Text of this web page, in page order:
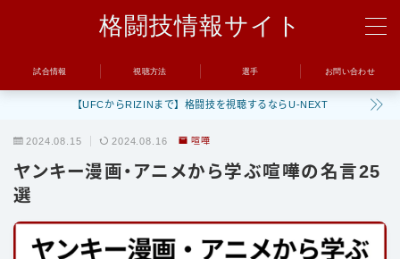
格闘技情報サイト
MENU
RIZIN
ONE
試合情報 視聴方法 選手 お問い合わせ
【UFCからRIZINまで】格闘技を視聴するならU-NEXT
2024.08.15 2024.08.16 喧嘩
ヤンキー漫画・アニメから学ぶ喧嘩の名言25
選